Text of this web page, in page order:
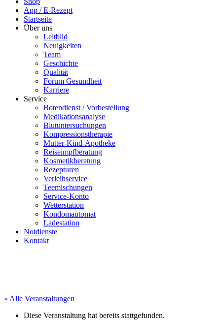
App / E-Rezept
Startseite
Über uns
Leitbild
Neuigkeiten
Team
Geschichte
Qualität
Forum Gesundheit
Karriere
Service
Botendienst / Vorbestellung
Medikationsanalyse
Blutuntersuchungen
Kompressionstherapie
Mutter-Kind-Apotheke
Reiseimpfberatung
Kosmetikberatung
Rezepturen
Verleihservice
Teemischungen
Service-Konto
Wetterstation
Kondomautomat
Ladestation
Notdienste
Kontakt
« Alle Veranstaltungen
Diese Veranstaltung hat bereits stattgefunden.